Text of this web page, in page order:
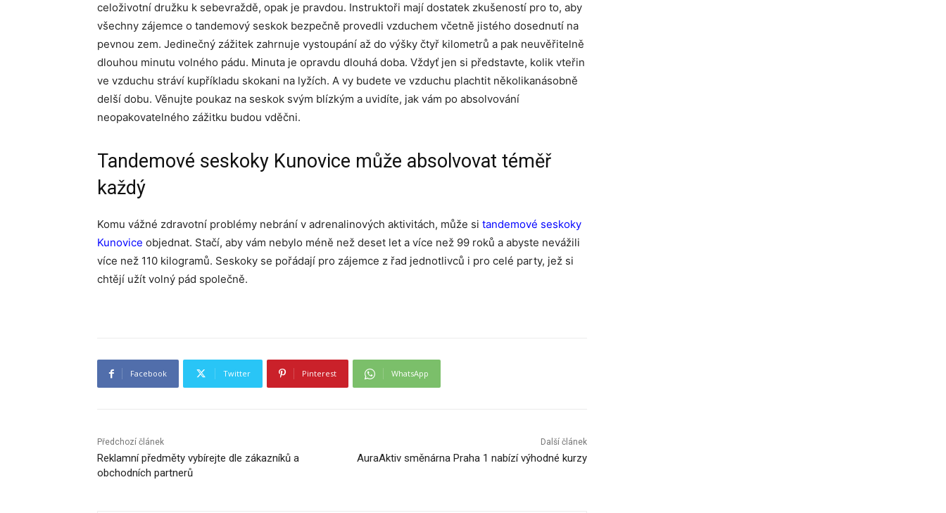
celoživotní družku k sebevraždě, opak je pravdou. Instruktoři mají dostatek zkušeností pro to, aby
všechny zájemce o tandemový seskok bezpečně provedli vzduchem včetně jistého dosednutí na
pevnou zem. Jedinečný zážitek zahrnuje vystoupání až do výšky čtyř kilometrů a pak neuvěřitelně
dlouhou minutu volného pádu. Minuta je opravdu dlouhá doba. Vždyť jen si představte, kolik vteřin
ve vzduchu stráví kupříkladu skokani na lyžích. A vy budete ve vzduchu plachtit několikanásobně
delší dobu. Věnujte poukaz na seskok svým blízkým a uvidíte, jak vám po absolvování
neopakovatelného zážitku budou vděčni.
Tandemové seskoky Kunovice může absolvovat téměř
každý
Komu vážné zdravotní problémy nebrání v adrenalinových aktivitách, může si tandemové seskoky
Kunovice objednat. Stačí, aby vám nebylo méně než deset let a více než 99 roků a abyste nevážili
více než 110 kilogramů. Seskoky se pořádají pro zájemce z řad jednotlivců i pro celé party, jež si
chtějí užít volný pád společně.
Facebook Twitter Pinterest WhatsApp
Předchozí článek
Reklamní předměty vybírejte dle zákazníků a
obchodních partnerů
Další článek
AuraAktiv směnárna Praha 1 nabízí výhodné kurzy